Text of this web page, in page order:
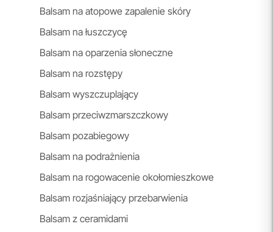
Balsam na atopowe zapalenie skóry
Balsam na łuszczycę
Balsam na oparzenia słoneczne
Balsam na rozstępy
Balsam wyszczuplający
Balsam przeciwzmarszczkowy
Balsam pozabiegowy
Balsam na podrażnienia
Balsam na rogowacenie okołomieszkowe
Balsam rozjaśniający przebarwienia
Balsam z ceramidami